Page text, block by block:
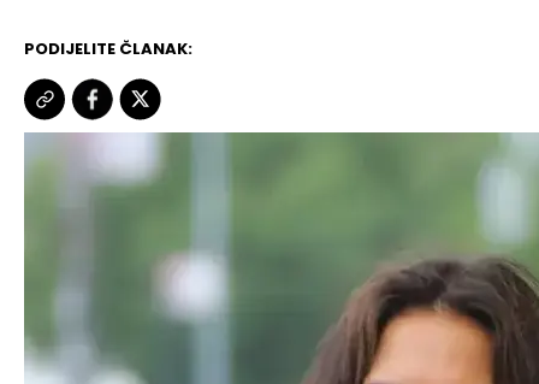
PODIJELITE ČLANAK: